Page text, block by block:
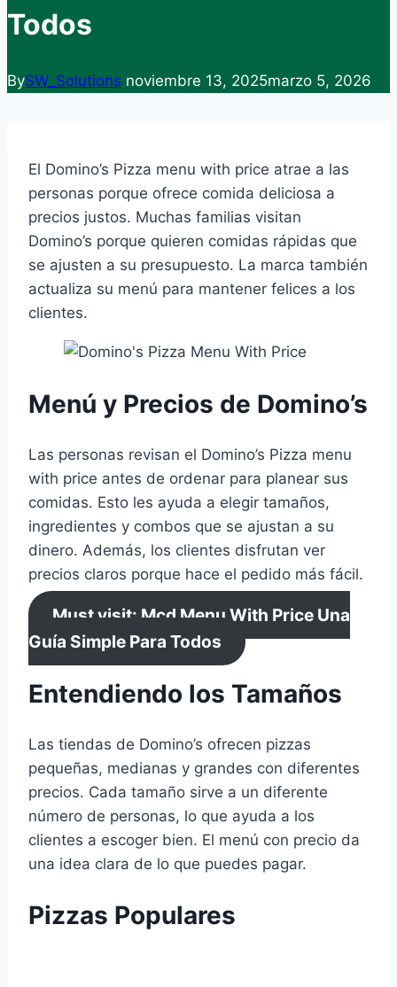
Todos
BySW_Solutions noviembre 13, 2025marzo 5, 2026
El Domino’s Pizza menu with price atrae a las
personas porque ofrece comida deliciosa a
precios justos. Muchas familias visitan
Domino’s porque quieren comidas rápidas que
se ajusten a su presupuesto. La marca también
actualiza su menú para mantener felices a los
clientes.
Menú y Precios de Domino’s
Las personas revisan el Domino’s Pizza menu
with price antes de ordenar para planear sus
comidas. Esto les ayuda a elegir tamaños,
ingredientes y combos que se ajustan a su
dinero. Además, los clientes disfrutan ver
precios claros porque hace el pedido más fácil.
Must visit: Mcd Menu With Price Una
Guía Simple Para Todos
Entendiendo los Tamaños
Las tiendas de Domino’s ofrecen pizzas
pequeñas, medianas y grandes con diferentes
precios. Cada tamaño sirve a un diferente
número de personas, lo que ayuda a los
clientes a escoger bien. El menú con precio da
una idea clara de lo que puedes pagar.
Pizzas Populares